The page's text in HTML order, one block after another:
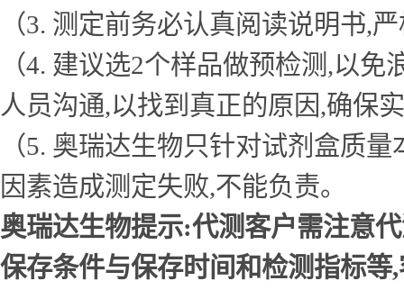
（3. 测定前务必认真阅读说明书,
（4. 建议选2个样品做预检测,以
人员沟通,以找到真正的原因,确保
（5. 奥瑞达生物只针对试剂盒质
因素造成测定失败,不能负责。
奥瑞达生物提示:代测客户需注意
保存条件与保存时间和检测指标